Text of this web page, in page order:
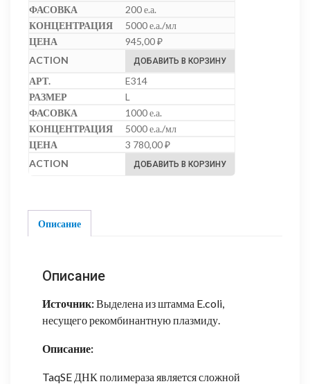
200 е.а.
5000 е.а./мл
945,00₽
ДОБАВИТЬ В КОРЗИНУ
E314
L
1000 е.а.
5000 е.а./мл
3 780,00₽
ДОБАВИТЬ В КОРЗИНУ
Описание
Описание
Источник:Выделена из штамма E.coli,
несущего рекомбинантную плазмиду.
Описание:
TaqSE ДНК полимераза является сложной